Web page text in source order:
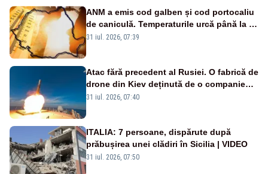
ANM a emis cod galben și cod portocaliu
de caniculă. Temperaturile urcă până la 38
de grade, iar nopțile devin tropicale
31 iul. 2026, 07:39
Atac fără precedent al Rusiei. O fabrică de
drone din Kiev deținută de o companie
americană, distrusă de o rachetă
31 iul. 2026, 07:40
ITALIA: 7 persoane, dispărute după
prăbușirea unei clădiri în Sicilia | VIDEO
31 iul. 2026, 07:50